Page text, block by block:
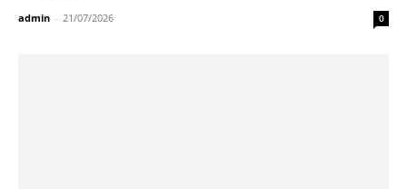
admin - 21/07/2026 0